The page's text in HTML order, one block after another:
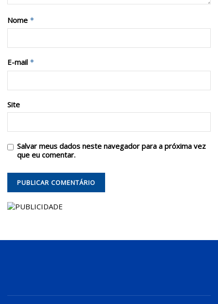
Nome *
E-mail *
Site
Salvar meus dados neste navegador para a próxima vez
que eu comentar.